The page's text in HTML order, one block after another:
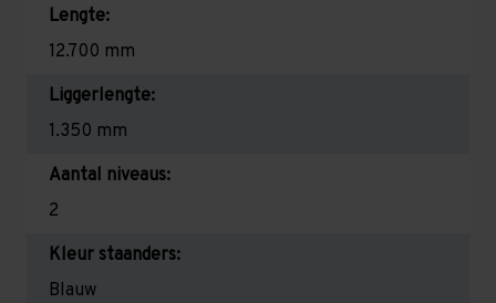
Lengte:
12.700 mm
Liggerlengte:
1.350 mm
Aantal niveaus:
2
Kleur staanders:
Blauw